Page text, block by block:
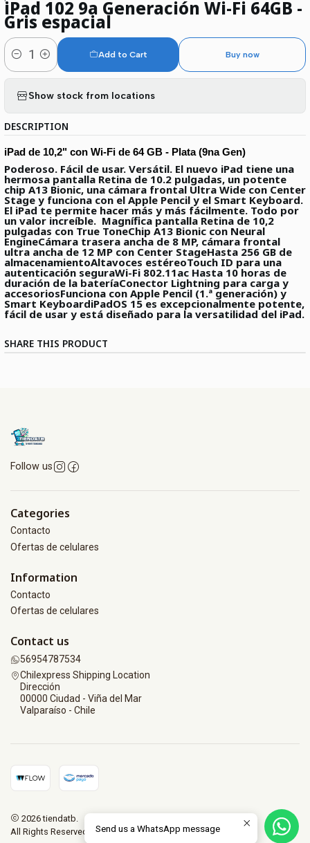
iPad 102 9a Generación Wi-Fi 64GB -
Gris espacial
Quantity
Add to Cart Buy now
Show stock from locations
DESCRIPTION
iPad de 10,2" con Wi-Fi de 64 GB - Plata (9na Gen)
Poderoso. Fácil de usar. Versátil. El nuevo iPad tiene una
hermosa pantalla Retina de 10.2 pulgadas, un potente
chip A13 Bionic, una cámara frontal Ultra Wide con Center
Stage y funciona con el Apple Pencil y el Smart Keyboard.
El iPad te permite hacer más y más fácilmente. Todo por
un valor increíble. Magnífica pantalla Retina de 10,2
pulgadas con True ToneChip A13 Bionic con Neural
EngineCámara trasera ancha de 8 MP, cámara frontal
ultra ancha de 12 MP con Center StageHasta 256 GB de
almacenamientoAltavoces estéreoTouch ID para una
autenticación seguraWi-Fi 802.11ac Hasta 10 horas de
duración de la bateríaConector Lightning para carga y
accesoriosFunciona con Apple Pencil (1.ª generación) y
Smart KeyboardiPadOS 15 es excepcionalmente potente,
fácil de usar y está diseñado para la versatilidad del iPad.
SHARE THIS PRODUCT
Follow us
Categories
Contacto
Ofertas de celulares
Information
Contacto
Ofertas de celulares
Contact us
56954787534
Chilexpress Shipping Location
Dirección
00000 Ciudad - Viña del Mar
Valparaíso - Chile
2026 tiendatb.
All Rights Reserved.
Powered by Jumpseller.
Send us a WhatsApp message